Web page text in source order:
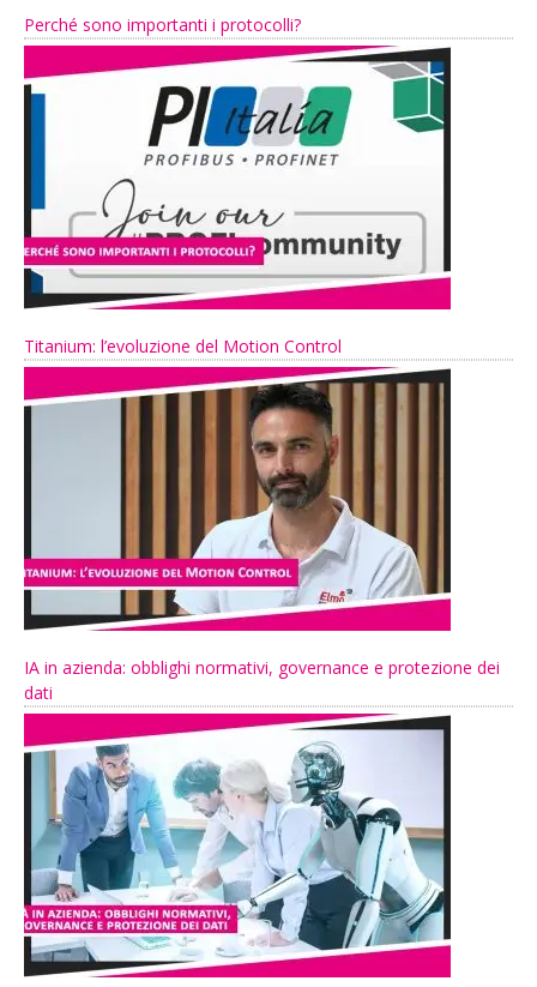
Perché sono importanti i protocolli?
Titanium: l’evoluzione del Motion Control
IA in azienda: obblighi normativi, governance e protezione dei
dati